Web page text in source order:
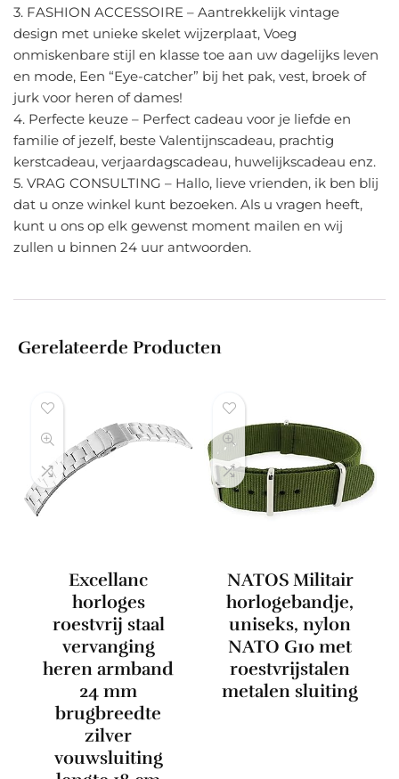
3. FASHION ACCESSOIRE – Aantrekkelijk vintage
design met unieke skelet wijzerplaat, Voeg
onmiskenbare stijl en klasse toe aan uw dagelijks leven
en mode, Een “Eye-catcher” bij het pak, vest, broek of
jurk voor heren of dames!
4. Perfecte keuze – Perfect cadeau voor je liefde en
familie of jezelf, beste Valentijnscadeau, prachtig
kerstcadeau, verjaardagscadeau, huwelijkscadeau enz.
5. VRAG CONSULTING – Hallo, lieve vrienden, ik ben blij
dat u onze winkel kunt bezoeken. Als u vragen heeft,
kunt u ons op elk gewenst moment mailen en wij
zullen u binnen 24 uur antwoorden.
Gerelateerde Producten
Excellanc
horloges
roestvrij staal
vervanging
heren armband
24 mm
brugbreedte
zilver
vouwsluiting
NATOS Militair
horlogebandje,
uniseks, nylon
NATO G10 met
roestvrijstalen
metalen sluiting